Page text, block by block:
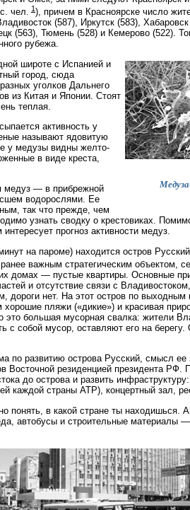
чел. 1), причем в Красноярске число
(587), Иркутск (583),
(563), Тюмень (528) и Кемерово (522).
рубежа.
широте с Испанией и
город, сюда
уголков Дальнего
из Китая и Японии. Стоят
теплая.
активность у
называют ядовитую
у медузы видны желто-
в виде креста,
медуз — в прибрежной
водорослями. Ее
так что прежде, чем
узнать сводку о крестовиках.
прогноз активности медуз.
на пароме) находится остров
важным стратегическим объектом,
домах — пустые квартиры. Основные
и отсутствие связи с
дороги нет. На этот остров по выходным
хорошие пляжи («дикие») и красивая
это большая мусорная свалка: жители
с собой мусор, оставляют его на
по развитию острова Русский, смысл ее
Восточной резиденцией президента РФ.
до острова и развить
каждой страны АТР), концертный зал,
понять, в какой стране ты находишься.
автобусы и строительные материалы —